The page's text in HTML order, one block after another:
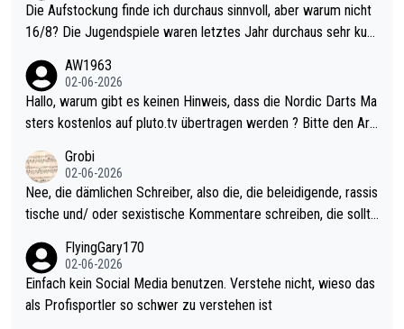
Die Aufstockung finde ich durchaus sinnvoll, aber warum nicht
16/8? Die Jugendspiele waren letztes Jahr durchaus sehr kurz
Allerdings ist Mitchell Lawrie als Nummer 1 der Welt eh qualifi
ziert. Somit ändert die automatische Qualifikation des Weltmei
sters erstmal nichts. Ich denke sie wollen damit für nächstes J
ohl wenig WDF Turniere spielen. Dies war bei Archie Self letzt
es Jahr der Fall. Er musste als amtierender Weltmeister durch
den Qualifier und ich glaube kaum, dass Mitchel sich das (in Ve
gas) antun würde, wenn er doch eigentlich die PDC-WM als Zi
el hat.
AW1963
02-06-2026
Hallo, warum gibt es keinen Hinweis, dass die Nordic Darts Ma
sters kostenlos auf pluto.tv übertragen werden ? Bitte den Arti
Grobi
02-06-2026
Nee, die dämlichen Schreiber, also die, die beleidigende, rassis
tische und/ oder sexistische Kommentare schreiben, die sollte
s Leben in den Griff kriegen. Nur eins wundert mich: Luke Little
r war doch neulich erst derjenige, der über Social Media GvV p
rovoziert hat. Und Littlers Mutter schießt öfters mal gegen Ric
FlyingGary170
02-06-2026
Einfach kein Social Media benutzen. Verstehe nicht, wieso das
als Profisportler so schwer zu verstehen ist